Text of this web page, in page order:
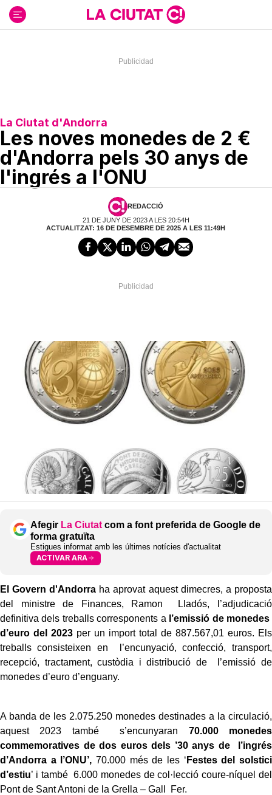
contenido
La Ciutat d'Andorra
Les noves monedes de 2 €
d'Andorra pels 30 anys de
l'ingrés a l'ONU
REDACCIÓ
21 DE JUNY DE 2023 A LES 20:54H
ACTUALITZAT: 16 DE DESEMBRE DE 2025 A LES 11:49H
Afegir La Ciutat com a font preferida de Google de
forma gratuïta
Estigues informat amb les últimes notícies d'actualitat
ACTIVAR ARA
El Govern d'Andorra ha aprovat aquest dimecres, a proposta
del ministre de Finances, Ramon Lladós, l’adjudicació
definitiva dels treballs corresponents a l’emissió de monedes
d’euro del 2023 per un import total de 887.567,01 euros. Els
treballs consisteixen en l’encunyació, confecció, transport,
recepció, tractament, custòdia i distribució de l’emissió de
monedes d’euro d’enguany.
A banda de les 2.075.250 monedes destinades a la circulació,
aquest 2023 també s’encunyaran 70.000 monedes
commemoratives de dos euros dels ’30 anys de l’ingrés
d’Andorra a l’ONU’, 70.000 més de les ‘ Festes del solstici
d’estiu’ i també 6.000 monedes de col·lecció coure-níquel del
Pont de Sant Antoni de la Grella – Gall Fer.